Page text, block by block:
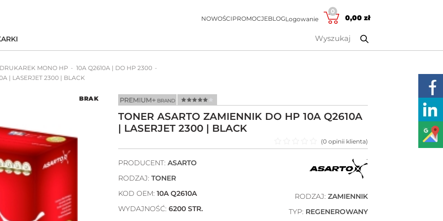
NOWOŚCIPROMOCJEBLOGLogowanie
0
0,00 zł
MONO HP
10A Q2610A | DO HP 2300
| LASERJET 2300 | BLACK
BRAK
TONER ASARTO ZAMIENNIK DO HP 10A Q2610A
| LASERJET 2300 | BLACK
Oceniono
(0 opinii klienta)
PRODUCENT: ASARTO
RODZAJ: TONER
KOD OEM: 10A Q2610A
WYDAJNOŚĆ: 6200 STR.
RODZAJ: ZAMIENNIK
TYP: REGENEROWANY